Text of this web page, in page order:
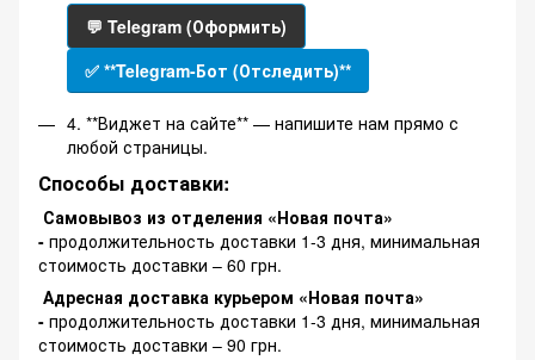
💬 Telegram (Оформить)
✅ **Telegram-Бот (Отследить)**
4. **Виджет на сайте** — напишите нам прямо с
любой страницы.
Способы доставки:
Самовывоз из отделения «Новая почта»
- продолжительность доставки 1-3 дня, минимальная
стоимость доставки – 60 грн.
Адресная доставка курьером «Новая почта»
- продолжительность доставки 1-3 дня, минимальная
стоимость доставки – 90 грн.